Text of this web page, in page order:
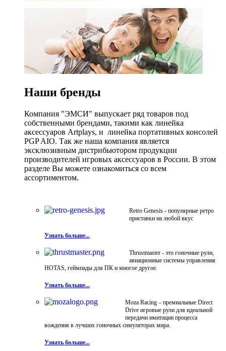
Наши бренды
Компания "ЭМСИ" выпускает ряд товаров под
собственными брендами, такими как линейка
аксессуаров Artplays, и линейка портативных консолей
PGP AIO. Так же наша компания является
эксклюзивным дистрибьютором продукции
производителей игровых аксессуаров в России. В этом
разделе Вы можете ознакомиться со всем
ассортиментом.
Retro Genesis - популярные ретро
приставки на любой вкус
Узнать больше...
Thrustmaster - это гоночные рули,
авиационные системы управления
HOTAS, геймпады для ПК и многое другое.
Узнать больше...
Moza Racing – премиальные Direct
Drive игровые рули для идеальной
передачи имитации процесса
вождения в лучших гоночных симуляторах мира.
Узнать больше...